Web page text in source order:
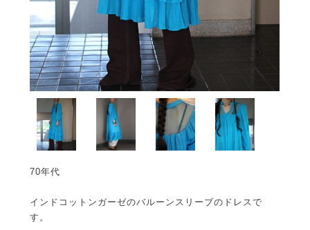
70年代
インドコットンガーゼのバルーンスリーブのドレスで
す。